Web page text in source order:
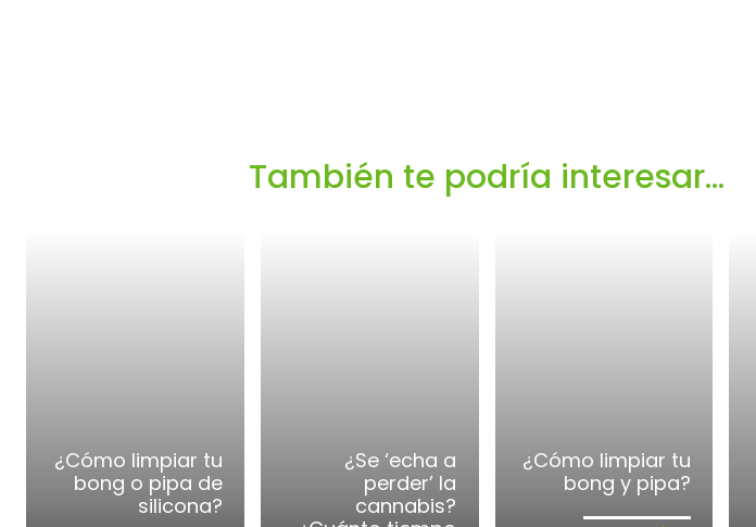
También te podría interesar...
¿Cómo limpiar tu
bong o pipa de
silicona?
¿Se ‘echa a
perder’ la
cannabis?
¿Cómo limpiar tu
bong y pipa?